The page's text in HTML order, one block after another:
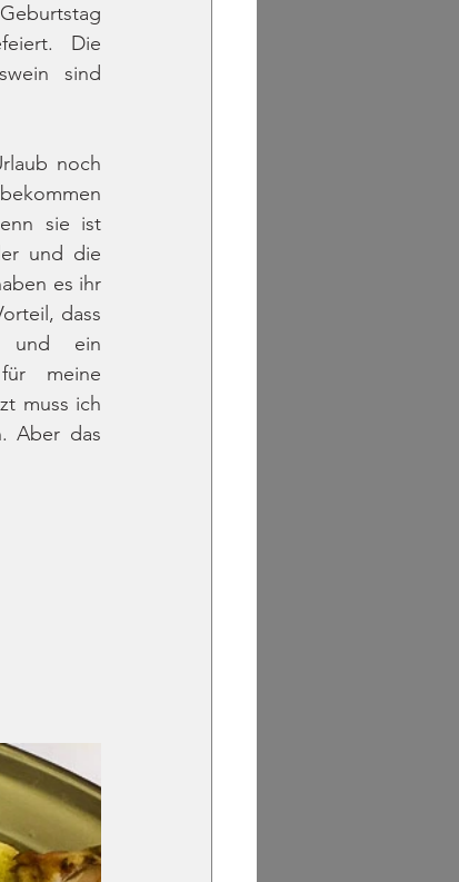
Die
sind
noch
sie ist
und die
es ihr
dass
und ein
meine
muss ich
Aber das